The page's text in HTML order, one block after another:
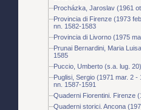
Procházka, Jaroslav (1961
Provincia di Firenze (1973
nn. 1582-1583
Provincia di Livorno (1975
Prunai Bernardini, Maria
1585
Puccio, Umberto (s.a. lug.
Puglisi, Sergio (1971 mar. 2 -
nn. 1587-1591
Quaderni Fiorentini. Firenze
Quaderni storici. Ancona